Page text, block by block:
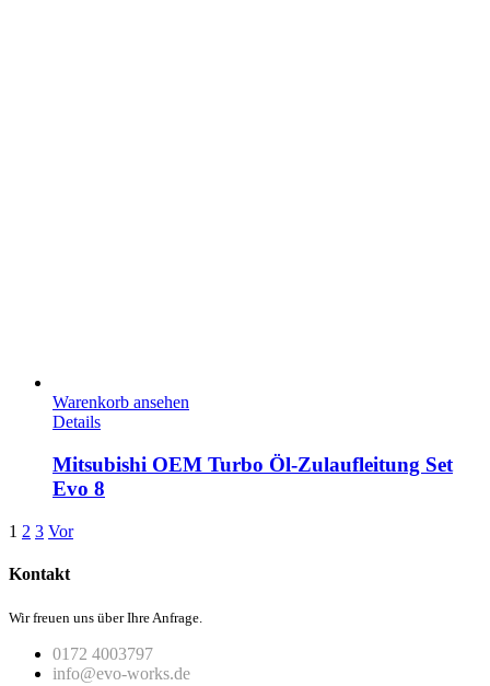
Warenkorb ansehen
Details
Mitsubishi OEM Turbo Öl-Zulaufleitung Set
Evo 8
1 2 3 Vor
Kontakt
Wir freuen uns über Ihre Anfrage.
0172 4003797
info@evo-works.de